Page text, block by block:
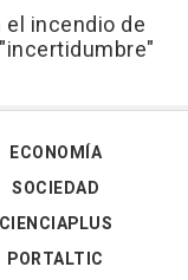
incendio de
ECONOMÍA
SOCIEDAD
CIENCIAPLUS
PORTALTIC